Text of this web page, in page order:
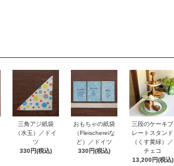
三角アジ紙袋
（水玉）／ドイ
ツ
330円(税込)
おもちゃの紙袋
（Fleischereiな
ど）／ドイツ
330円(税込)
三段のケーキプ
レートスタンド
（くす黄緑）／
チェコ
13,200円(税込)